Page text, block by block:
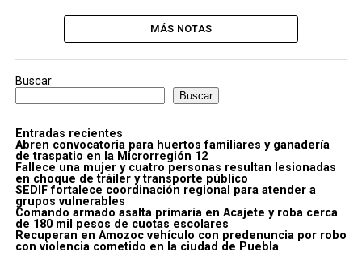
MÁS NOTAS
Buscar
Buscar
Entradas recientes
Abren convocatoria para huertos familiares y ganadería
de traspatio en la Microrregión 12
Fallece una mujer y cuatro personas resultan lesionadas
en choque de tráiler y transporte público
SEDIF fortalece coordinación regional para atender a
grupos vulnerables
Comando armado asalta primaria en Acajete y roba cerca
de 180 mil pesos de cuotas escolares
Recuperan en Amozoc vehículo con predenuncia por robo
con violencia cometido en la ciudad de Puebla